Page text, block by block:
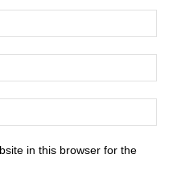
in this browser for the